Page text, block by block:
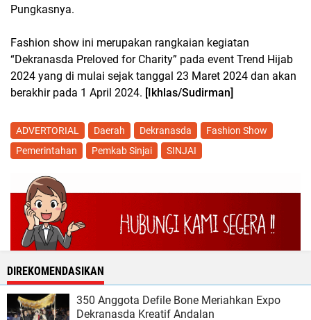
Pungkasnya.
Fashion show ini merupakan rangkaian kegiatan
“Dekranasda Preloved for Charity” pada event Trend Hijab
2024 yang di mulai sejak tanggal 23 Maret 2024 dan akan
berakhir pada 1 April 2024. [Ikhlas/Sudirman]
ADVERTORIAL Daerah Dekranasda
Fashion Show
Pemerintahan
Pemkab Sinjai SINJAI
DIREKOMENDASIKAN
350 Anggota Defile Bone Meriahkan Expo
Dekranasda Kreatif Andalan